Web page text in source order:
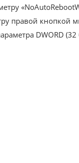
правой кнопкой
DWORD